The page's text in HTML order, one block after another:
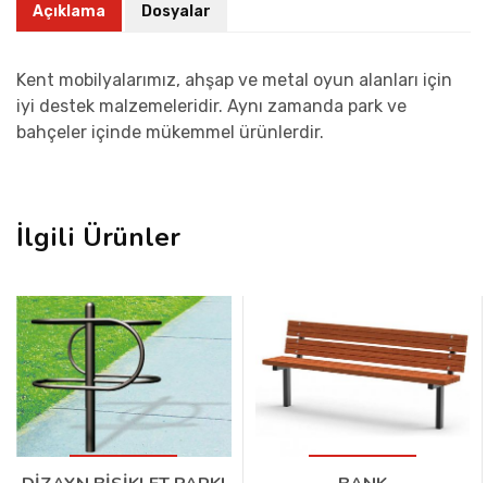
Açıklama Dosyalar
Kent mobilyalarımız, ahşap ve metal oyun alanları için
iyi destek malzemeleridir. Aynı zamanda park ve
bahçeler içinde mükemmel ürünlerdir.
İlgili Ürünler